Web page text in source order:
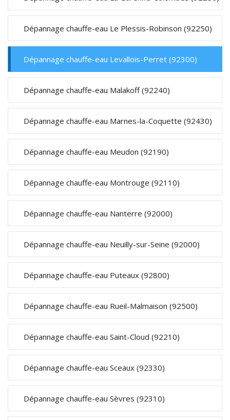
Dépannage chauffe-eau Le Plessis-Robinson (92250)
Dépannage chauffe-eau Levallois-Perret (92300)
Dépannage chauffe-eau Malakoff (92240)
Dépannage chauffe-eau Marnes-la-Coquette (92430)
Dépannage chauffe-eau Meudon (92190)
Dépannage chauffe-eau Montrouge (92110)
Dépannage chauffe-eau Nanterre (92000)
Dépannage chauffe-eau Neuilly-sur-Seine (92000)
Dépannage chauffe-eau Puteaux (92800)
Dépannage chauffe-eau Rueil-Malmaison (92500)
Dépannage chauffe-eau Saint-Cloud (92210)
Dépannage chauffe-eau Sceaux (92330)
Dépannage chauffe-eau Sèvres (92310)